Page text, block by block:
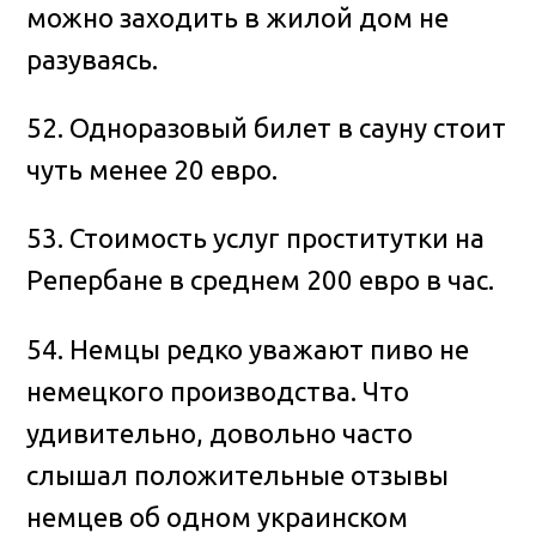
можно заходить в жилой дом не
разуваясь.
52. Одноразовый билет в сауну стоит
чуть менее 20 евро.
53. Стоимость услуг проститутки на
Репербане в среднем 200 евро в час.
54. Немцы редко уважают пиво не
немецкого производства. Что
удивительно, довольно часто
слышал положительные отзывы
немцев об одном украинском